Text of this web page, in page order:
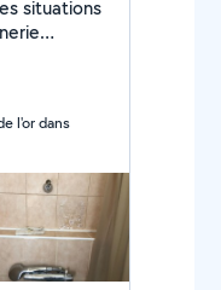
situations
est de